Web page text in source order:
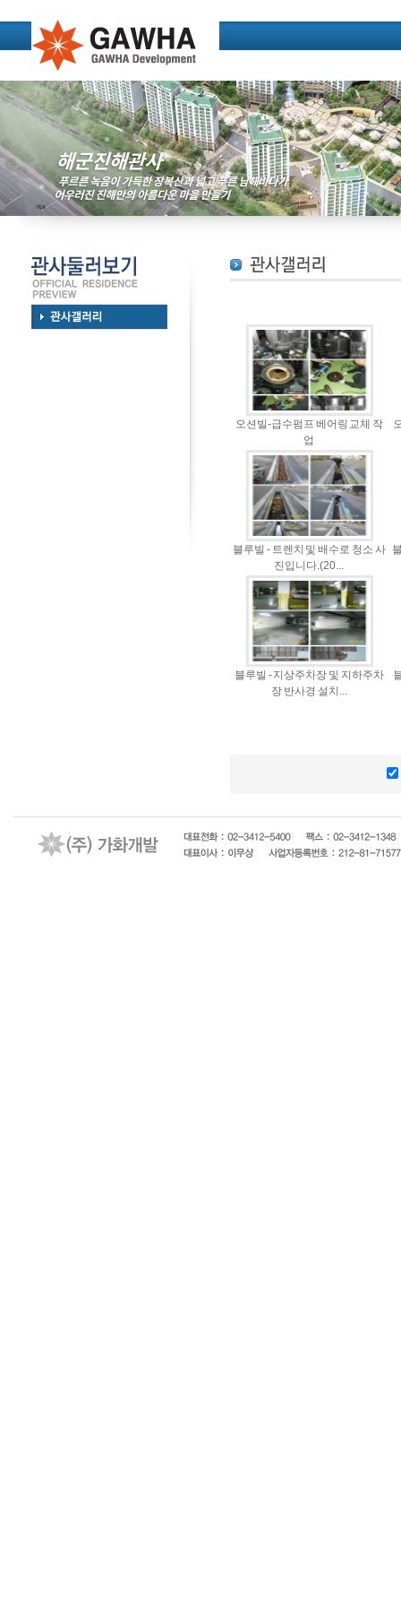
오션빌-급수펌프 베어링 교체 작
업
블루빌 - 트렌치 및 배수로 청소 사
진입니다.(20...
블루빌 - 지상주차장 및 지하주차
장 반사경 설치...